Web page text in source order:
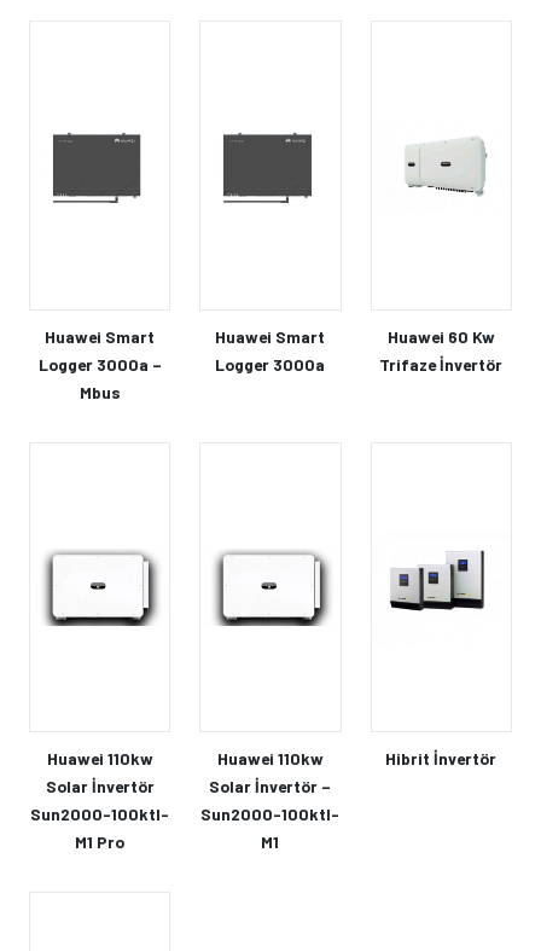
Huawei Smart
Logger 3000a –
Mbus
Huawei Smart
Logger 3000a
Huawei 60 Kw
Trifaze İnvertör
Huawei 110kw
Solar İnvertör
Sun2000-100ktl-
M1 Pro
Huawei 110kw
Solar İnvertör –
Sun2000-100ktl-
M1
Hibrit İnvertör